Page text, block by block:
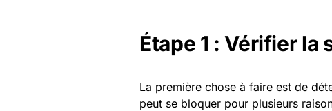
Étape 1 : Vérifier la
La première chose à faire est de
peut se bloquer pour plusieurs